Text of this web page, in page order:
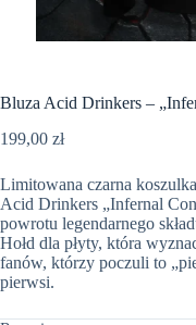
Bluza Acid Drinkers –
199,00 zł
Limitowana czarna
Acid Drinkers „Infernal
powrotu legendarnego
Hołd dla płyty, która
fanów, którzy poczuli to
pierwsi.